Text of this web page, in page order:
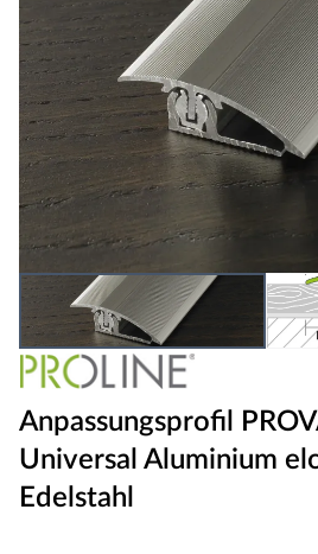
Anpassungsprofil
Universal Aluminium
Edelstahl